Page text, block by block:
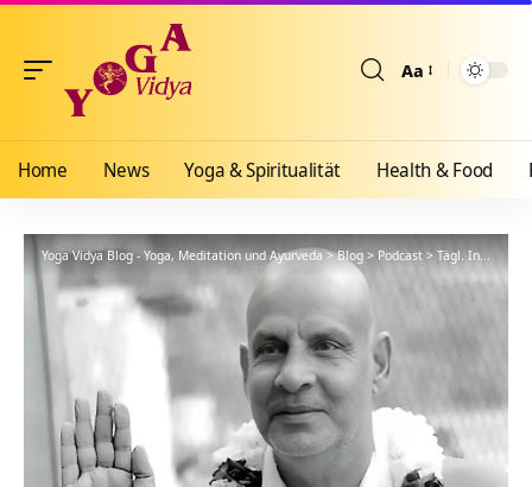
Aa
Home News Yoga & Spiritualität Health & Food
Yoga Vidya Blog - Yoga, Meditation und Ayurveda>Blog > Podcast> Tägl. Inspiration